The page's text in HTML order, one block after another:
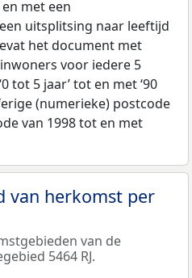
met een
uitsplitsing naar leeftijd
het document met
voor iedere 5
tot 5 jaar’ tot en met ‘90
(numerieke) postcode
van 1998 tot en met
van herkomst per
van de
5464 RJ.